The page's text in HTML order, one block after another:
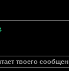
твоего